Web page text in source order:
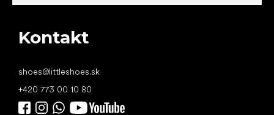
Kontakt
shoes@littleshoes.sk
+420 773 00 10 80